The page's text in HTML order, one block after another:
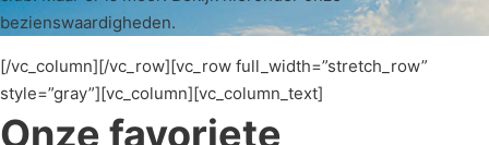
bezienswaardigheden.
[/vc_column][/vc_row][vc_row full_width=”stretch_row”
style=”gray”][vc_column][vc_column_text]
Onze favoriete